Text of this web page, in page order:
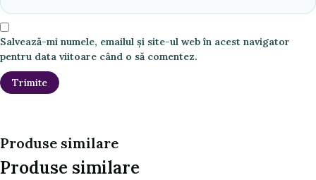
Salvează-mi numele, emailul și site-ul web în acest navigator
pentru data viitoare când o să comentez.
Produse similare
Produse similare